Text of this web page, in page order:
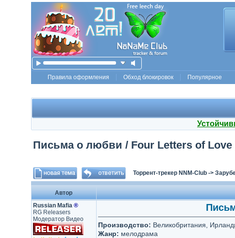
Правила оформления Обход блокировок Популярное
Письма о любви / Four Letters of Love
Торрент-трекер NNM-Club->
Автор
Russian Mafia ®
RG Releasers
Модератор Видео
Производство: Великобритания,
Жанр: мелодрама